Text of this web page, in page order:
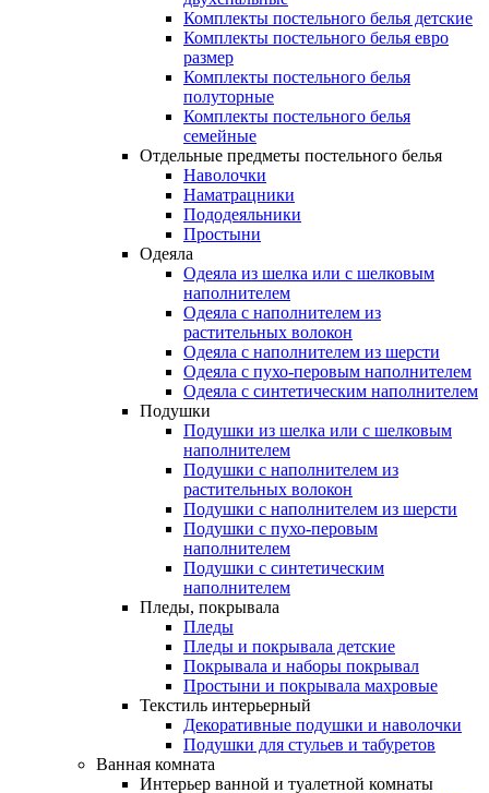
Комплекты постельного белья детские
Комплекты постельного белья евро
размер
Комплекты постельного белья
полуторные
Комплекты постельного белья
семейные
Отдельные предметы постельного белья
Наволочки
Наматрацники
Пододеяльники
Простыни
Одеяла
Одеяла из шелка или с шелковым
наполнителем
Одеяла с наполнителем из
растительных волокон
Одеяла с наполнителем из шерсти
Одеяла с пухо-перовым наполнителем
Одеяла с синтетическим наполнителем
Подушки
Подушки из шелка или с шелковым
наполнителем
Подушки с наполнителем из
растительных волокон
Подушки с наполнителем из шерсти
Подушки с пухо-перовым
наполнителем
Подушки с синтетическим
наполнителем
Пледы, покрывала
Пледы
Пледы и покрывала детские
Покрывала и наборы покрывал
Простыни и покрывала махровые
Текстиль интерьерный
Декоративные подушки и наволочки
Подушки для стульев и табуретов
Ванная комната
Интерьер ванной и туалетной комнаты